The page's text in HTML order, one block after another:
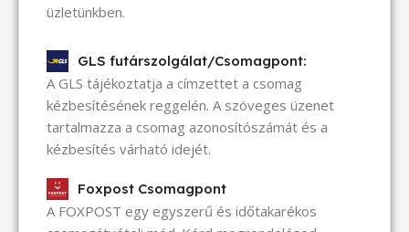
üzletünkben.
GLS futárszolgálat/Csomagpont:
A GLS tájékoztatja a címzettet a csomag
kézbesítésének reggelén. A szöveges üzenet
tartalmazza a csomag azonosítószámát és a
kézbesítés várható idejét.
Foxpost Csomagpont
A FOXPOST egy egyszerű és időtakarékos